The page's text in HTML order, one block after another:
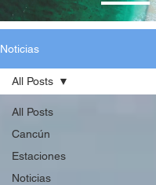
Noticias
All Posts
Cancún
Estaciones
Noticias
All Posts